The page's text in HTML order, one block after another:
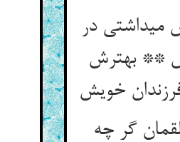
می‏داشتی در
** بهترش
خویش‏
گر چه